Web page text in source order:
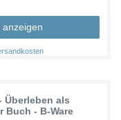
anzeigen
Überleben als
Buch - B-Ware